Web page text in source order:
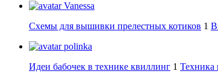
Vanessa
Схемы для вышивки прелестных котиков 1
polinka
Идеи бабочек в технике квиллинг 1 Техника